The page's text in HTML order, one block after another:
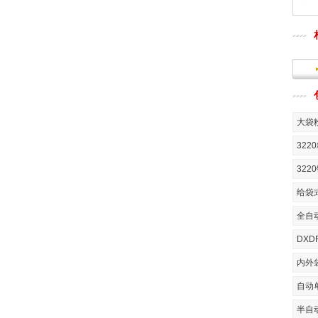
大袋
3220
3220
给袋
全自
内外
自动
半自